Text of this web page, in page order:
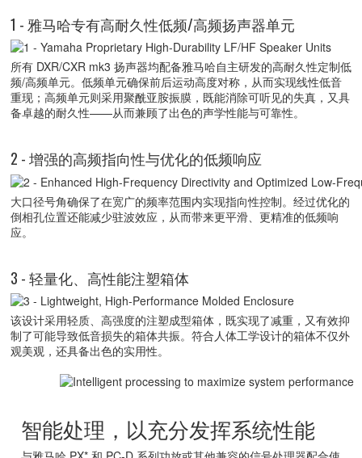
1 - 雅马哈专有高耐久性低频/高频扬声器单元
所有 DXR/CXR mk3 扬声器均配备雅马哈自主研发的高耐久性定制低
频/高频单元。低频单元确保前后运动高度对称，从而实现线性低音
重现；高频单元则采用聚酰亚胺振膜，既能消除可听见的失真，又具
备卓越的耐久性——从而兼顾了出色的声学性能与可靠性。
2 - 增强的高频指向性与优化的低频响应
大口径号角确保了在宽广的频率范围内实现指向性控制。经过优化的
倒相孔位置还能减少驻波效应，从而带来更平滑、更精准的低频响
应。
3 - 轻量化、高性能注塑箱体
该设计采用轻质、高强度的注塑成型箱体，既实现了减重，又有效抑
制了可能导致低音损失的箱体共振。符合人体工学设计的箱体不仅外
观美观，还具备出色的实用性。
智能处理，以充分发挥系统性能